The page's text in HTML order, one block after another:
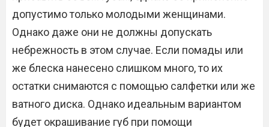
допустимо только молодыми женщинами.
Однако даже они не должны допускать
небрежность в этом случае. Если помады или
же блеска нанесено слишком много, то их
остатки снимаются с помощью салфетки или же
ватного диска. Однако идеальным вариантом
будет окрашивание губ при помощи